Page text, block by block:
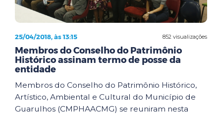
852 visualizações
25/04/2018, às 13:15
Membros do Conselho do Patrimônio
Histórico assinam termo de posse da
entidade
Membros do Conselho do Patrimônio Histórico,
Artístico, Ambiental e Cultural do Município de
Guarulhos (CMPHAACMG) se reuniram nesta